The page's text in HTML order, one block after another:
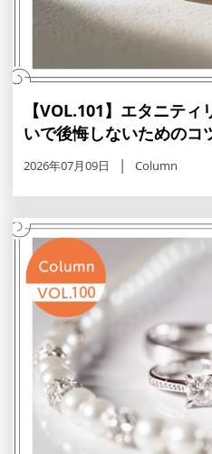
【VOL.101】エタニテ
いで後悔しないためのコ
2026年07月09日 Column